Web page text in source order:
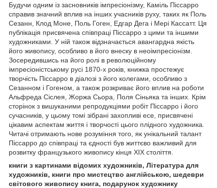
Будучи одним із засновників імпресіонізму, Каміль Піссарро
справив значний вплив на інших учасників руху, таких як Поль
Сезанн, Клод Моне, Поль Гоген, Едгар Дега і Мері Кассатт. Ця
публікація присвячена співпраці Піссарро з цими та іншими
художниками. У ній також відзначається авангардна якість
його живопису, особливо в його внеску в неоімпресіонізм.
Зосередившись на його ролі в революційному
імпресіоністському русі 1870-х років, книжка простежує
творчість Піссарро в діалозі з його колегами, особливо з
Сезанном і Гогеном, а також розкриває його вплив на роботи
Альфреда Сіслея, Жоржа Сьора, Поля Сіньяка та інших. Крім
сторінок з вишуканими репродукціями робіт Піссарро і його
сучасників, у цьому томі зібрані захопливі есе, присвячені
цікавим аспектам життя і творчості цього плідного художника.
Читачі отримають нове розуміння того, як унікальний талант
Піссарро до співпраці та єдності був життєво важливий для
розвитку французького живопису кінця XIX століття.
книги з картинами відомих художників, Література для
художників, книги про мистецтво англійською, шедеври
світового живопису книга, подарунок художнику